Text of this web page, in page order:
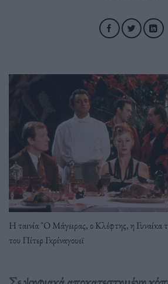
Η ταινία "Ο Μάγειρας, ο Κλέφτης, η Γυναίκα
του Πίτερ Γκρίναγουεϊ